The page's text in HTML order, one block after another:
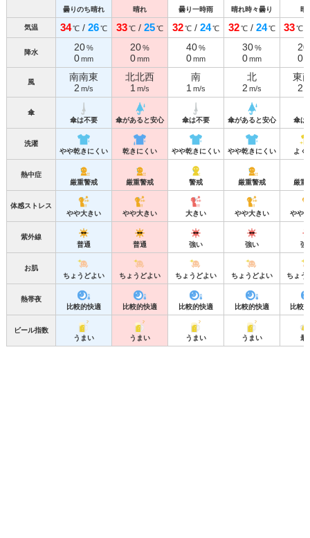
曇りのち晴れ 晴れ 曇り一時雨 晴れ時々曇り 晴
気温 34℃/ 26℃ 33℃/ 25℃ 32℃/ 24℃ 32℃/ 24℃ 33℃
降水 20%
0mm
20%
0mm
40%
0mm
30%
0mm
20
0
風
南南東
2 m/s
北北西
1 m/s
南
1 m/s
北
2 m/s
東
2
傘
傘は不要
傘があると安心 傘は不要 傘があると安心 傘は
洗濯
やや乾きにくい
乾きにくい やや乾きにくい やや乾きにくい よく
熱中症
厳重警戒
厳重警戒 警戒 厳重警戒 厳重
体感ストレス
やや大きい
やや大きい 大きい やや大きい やや
紫外線
普通
普通 強い 強い 強
お肌
ちょうどよい
ちょうどよい ちょうどよい ちょうどよい ちょう
熱帯夜
比較的快適
比較的快適 比較的快適 比較的快適 比較
ビール指数
うまい
うまい うまい うまい 最